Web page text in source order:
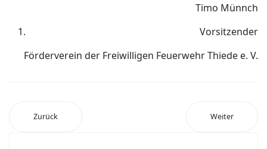
Timo Münnch
Vorsitzender
Förderverein der Freiwilligen Feuerwehr Thiede e. V.
Zurück Weiter